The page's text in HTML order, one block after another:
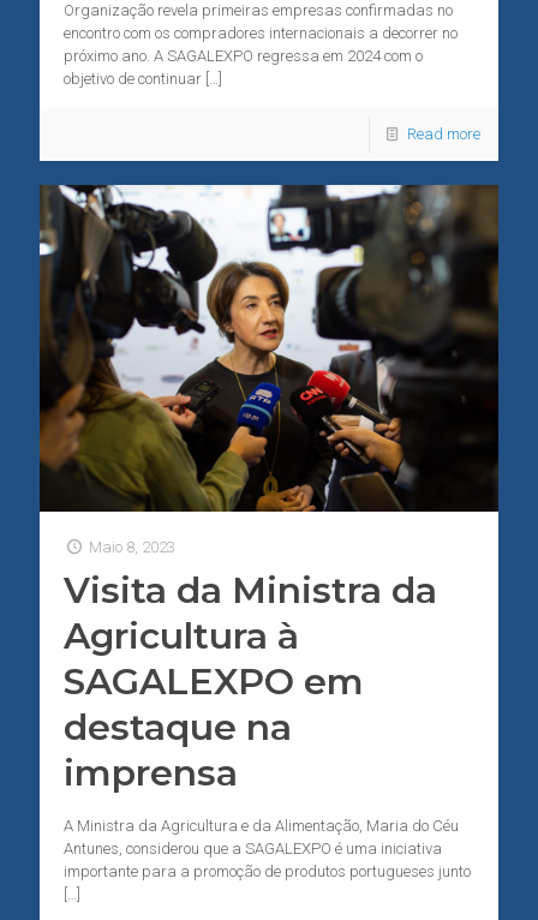
Organização revela primeiras empresas confirmadas no
encontro com os compradores internacionais a decorrer no
próximo ano. A SAGALEXPO regressa em 2024 com o
objetivo de continuar […]
Read more
Maio 8, 2023
Visita da Ministra da
Agricultura à
SAGALEXPO em
destaque na
imprensa
A Ministra da Agricultura e da Alimentação, Maria do Céu
Antunes, considerou que a SAGALEXPO é uma iniciativa
importante para a promoção de produtos portugueses junto
[…]